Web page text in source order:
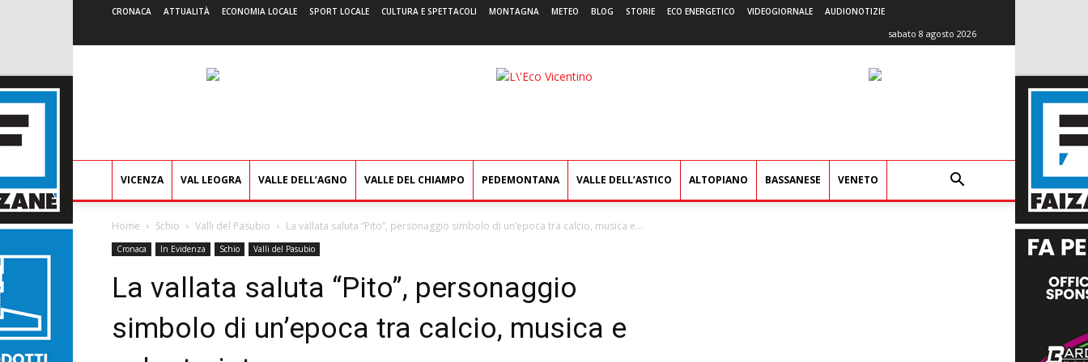
CRONACA ATTUALITÀ ECONOMIA LOCALE SPORT LOCALE CULTURA E SPETTACOLI MONTAGNA METEO BLOG STORIE ECO ENERGETICO VIDEOGIORNALE AUDIONOTIZIE
sabato 8 agosto 2026
L'Eco
VICENZA VAL LEOGRA VALLE DELL’AGNO VALLE DEL CHIAMPO PEDEMONTANA VALLE DELL’ASTICO ALTOPIANO BASSANESE VENETO
Home Schio Valli del Pasubio La vallata saluta “Pito”, personaggio simbolo di un’epoca tra calcio, musica e...
Cronaca In Evidenza Schio Valli del Pasubio
La vallata saluta “Pito”, personaggio
simbolo di un’epoca tra calcio, musica e